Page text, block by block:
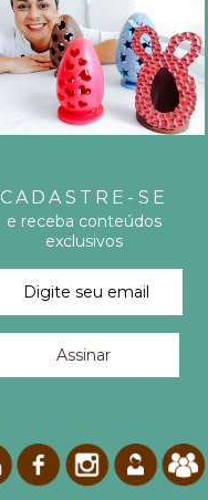
CADASTRE-SE
e receba conteúdos
exclusivos